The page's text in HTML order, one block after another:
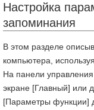
Настройка
запоминания
В этом разделе
компьютера,
На панели
экране [Главный] или
[Параметры функции]